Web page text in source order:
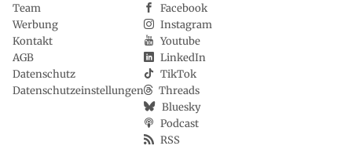
Team
Werbung
Kontakt
AGB
Datenschutz
Datenschutzeinstellungen
Facebook
Instagram
Youtube
LinkedIn
TikTok
Threads
Bluesky
Podcast
RSS